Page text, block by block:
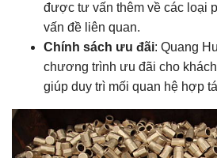
được tư vấn thêm về các loại
vấn đề liên quan.
Chính sách ưu đãi: Quang
chương trình ưu đãi cho
giúp duy trì mối quan hệ hợp